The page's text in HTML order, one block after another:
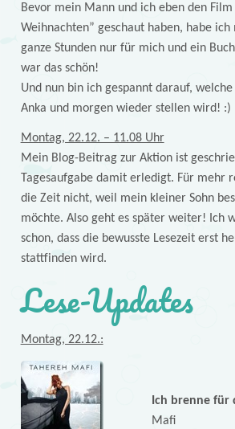
Bevor mein Mann und ich eben den
Weihnachten” geschaut haben, habe
ganze Stunden nur für mich und ein
war das schön!
Und nun bin ich gespannt darauf,
Anka und morgen wieder stellen wird! :)
Montag, 22.12. – 11.08 Uhr
Mein Blog-Beitrag zur Aktion ist
Tagesaufgabe damit erledigt. Für mehr
die Zeit nicht, weil mein kleiner Sohn
möchte. Also geht es später weiter! Ich
schon, dass die bewusste Lesezeit erst
stattfinden wird.
Lese-Updates
Montag, 22.12.:
Ich brenne für
Mafi